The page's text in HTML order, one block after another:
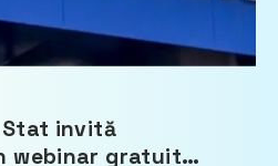
Stat invită
webinar gratuit